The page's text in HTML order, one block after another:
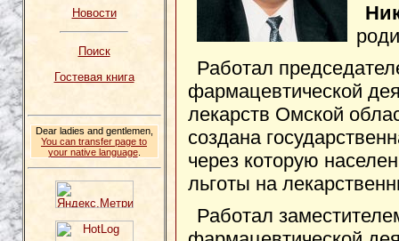
Новости
Поиск
Гостевая книга
Dear ladies and gentlemen,
You can transfer page to
your native language.
Работал
фармацевтической
лекарств Омской
создана
через которую
льготы на
Работал